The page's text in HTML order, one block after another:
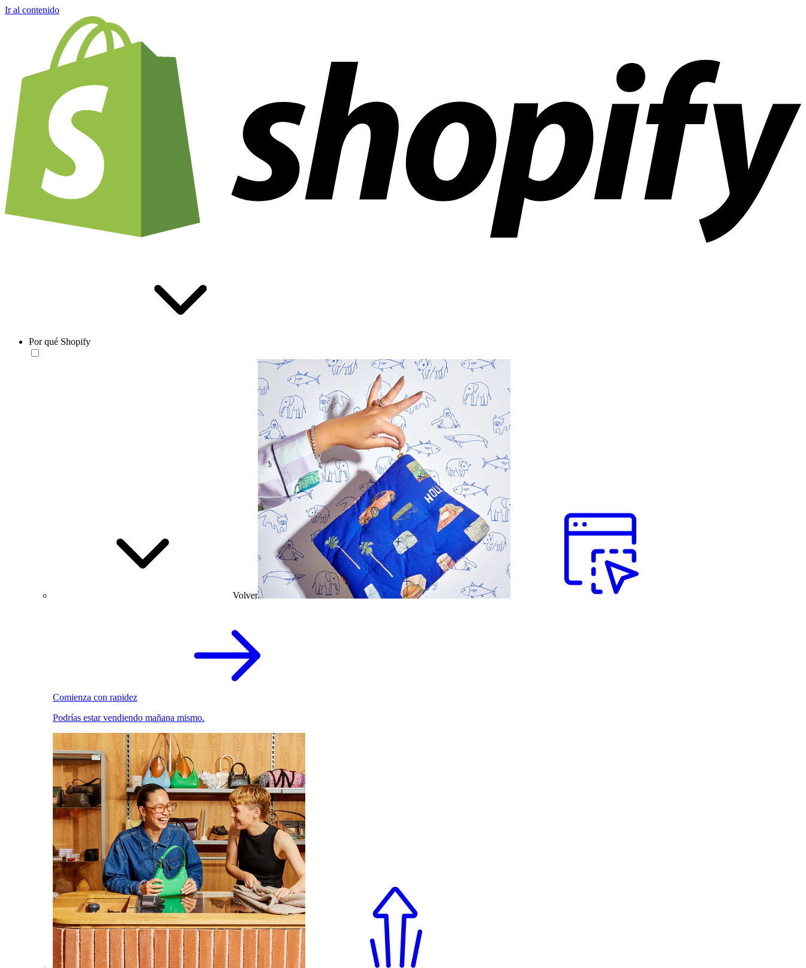
Ir al contenido
Por qué Shopify
Volver
Comienza con rapidez
Podrías estar vendiendo mañana mismo.